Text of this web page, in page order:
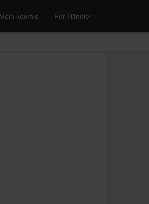
Mein koomio Für Händler